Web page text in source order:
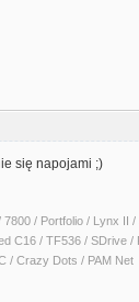
się napojami ;)
/ Portfolio / Lynx
C16 / TF536 / SDrive
/ Crazy Dots / PAM Net